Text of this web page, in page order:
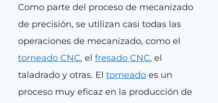
Como parte del proceso de mecanizado
de precisión, se utilizan casi todas las
operaciones de mecanizado, como el
torneado CNC, el fresado CNC, el
taladrado y otras. El torneado es un
proceso muy eficaz en la producción de